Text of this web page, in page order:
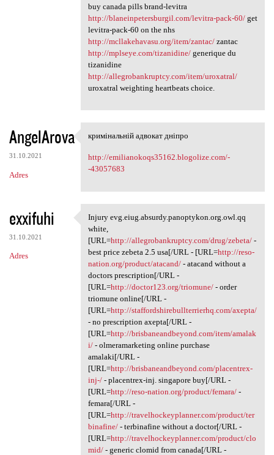
buy canada pills brand-levitra
http://blaneinpetersburgil.com/levitra-pack-60/get
levitra-pack-60 on the nhs
http://mcllakehavasu.org/item/zantac/zantac
http://mplseye.com/tizanidine/generique du
tizanidine
http://allegrobankruptcy.com/item/uroxatral/
uroxatral weighting heartbeats choice.
AngelArova
31.10.2021
Adres
кримінальній адвокат дніпро
кримінальній адвокат дніпро
http://emilianokoqs35162.blogolize.com/-
-43057683
exxifuhi
31.10.2021
Adres
Injury evg.eiug.absurdy
Injury evg.eiug.absurdy.panoptykon.org.owl.qq
white,
[URL=http://allegrobankruptcy.com/drug/zebeta/-
best price zebeta 2.5 usa[/URL - [URL=http://reso-
nation.org/product/atacand/- atacand without a
doctors prescription[/URL -
[URL=http://doctor123.org/triomune/- order
triomune online[/URL -
[URL=http://staffordshirebullterrierhq.com/axepta/
- no prescription axepta[/URL -
[URL=http://brisbaneandbeyond.com/item/amalak
i/- olmeramarketing online purchase
amalaki[/URL -
[URL=http://brisbaneandbeyond.com/placentrex-
inj-/- placentrex-inj. singapore buy[/URL -
[URL=http://reso-nation.org/product/femara/-
femara[/URL -
[URL=http://travelhockeyplanner.com/product/ter
binafine/- terbinafine without a doctor[/URL -
[URL=http://travelhockeyplanner.com/product/clo
mid/- generic clomid from canada[/URL -